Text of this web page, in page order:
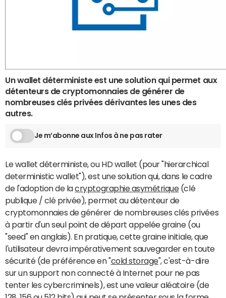
Un wallet déterministe est une solution qui permet aux
détenteurs de cryptomonnaies de générer de
nombreuses clés privées dérivantes les unes des
autres.
Je m’abonne aux Infos à ne pas rater
Le wallet déterministe, ou HD wallet (pour "hierarchical
deterministic wallet"), est une solution qui, dans le cadre
de l'adoption de lacryptographie asymétrique(clé
publique / clé privée), permet au détenteur de
cryptomonnaies de générer de nombreuses clés privées
à partir d'un seul point de départ appelée graine (ou
"seed" en anglais). En pratique, cette graine initiale, que
l'utilisateur devra impérativement sauvegarder en toute
sécurité (de préférence en "cold storage", c'est-à-dire
sur un support non connecté à Internet pour ne pas
tenter les cybercriminels), est une valeur aléatoire (de